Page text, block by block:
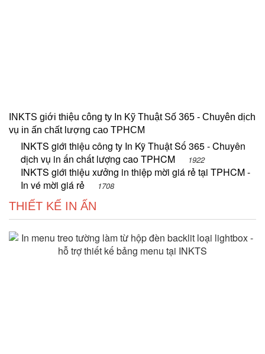
INKTS giới thiệu công ty In Kỹ Thuật Số 365 - Chuyên dịch
vụ in ấn chất lượng cao TPHCM
INKTS giới thiệu công ty In Kỹ Thuật Số 365 - Chuyên
dịch vụ in ấn chất lượng cao TPHCM
1922
INKTS giới thiệu xưởng in thiệp mời giá rẻ tại TPHCM -
In vé mời giá rẻ
1708
THIẾT KẾ IN ẤN